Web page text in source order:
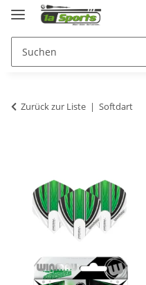
Zurück zur Liste Softdart